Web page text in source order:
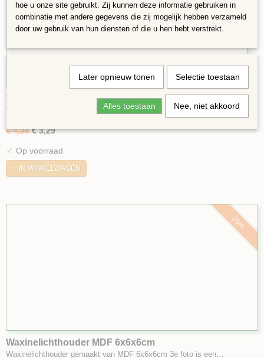
Waxinelichthouder MDF 7x7x10cm
Waxinelichthouder 7x7x10cm foto 3 is een voorbeeld voor het…
€ 4,38 € 3,29
✓ Op voorraad
IN WINKELWAGEN
25%
Waxinelichthouder MDF 6x6x6cm
Waxinelichthouder gemaakt van MDF 6x6x6cm 3e foto is een…
hoe u onze site gebruikt. Zij kunnen deze informatie gebruiken in
combinatie met andere gegevens die zij mogelijk hebben verzameld
door uw gebruik van hun diensten of die u hen hebt verstrekt.
Later opnieuw tonen Selectie toestaan
Alles toestaan Nee, niet akkoord